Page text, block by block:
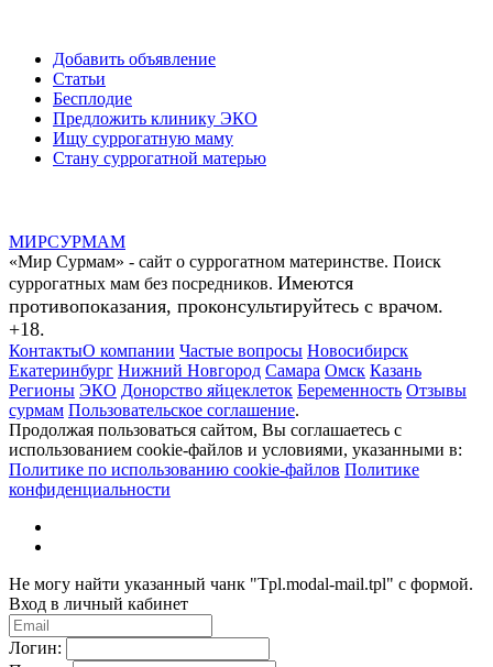
Добавить объявление
Статьи
Бесплодие
Предложить клинику ЭКО
Ищу суррогатную маму
Стану суррогатной матерью
МИРСУРМАМ
«Мир Сурмам» - сайт о суррогатном материнстве. Поиск
суррогатных мам без посредников. Имеются
противопоказания, проконсультируйтесь с врачом.
+18.
КонтактыО компании Частые вопросы Новосибирск
Екатеринбург Нижний Новгород Самара Омск Казань
Регионы ЭКО Донорство яйцеклеток Беременность Отзывы
сурмам Пользовательское соглашение.
Продолжая пользоваться сайтом, Вы соглашаетесь с
использованием cookie-файлов и условиями, указанными в:
Политике по использованию cookie-файлов Политике
конфиденциальности
Не могу найти указанный чанк "Tpl.modal-mail.tpl" с формой.
Вход в личный кабинет
Логин: